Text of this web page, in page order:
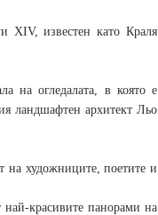
XIV, известен като Краля
на огледалата, в която е
ландшафтен архитект Льо
на художниците, поетите и
най-красивите панорами на